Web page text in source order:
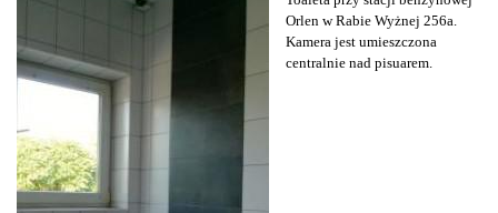
Orlen w Rabie Wyżnej 256a.
Kamera jest umieszczona
centralnie nad pisuarem.